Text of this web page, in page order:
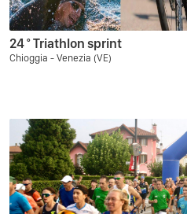
24 ° Triathlon sprint
Chioggia - Venezia (VE)